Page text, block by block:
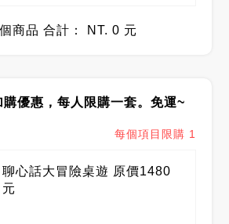
個商品 合計： NT. 0 元
優惠，每人限購一套。免運~
每個項目限購 1
聊心話大冒險桌遊 原價1480
元